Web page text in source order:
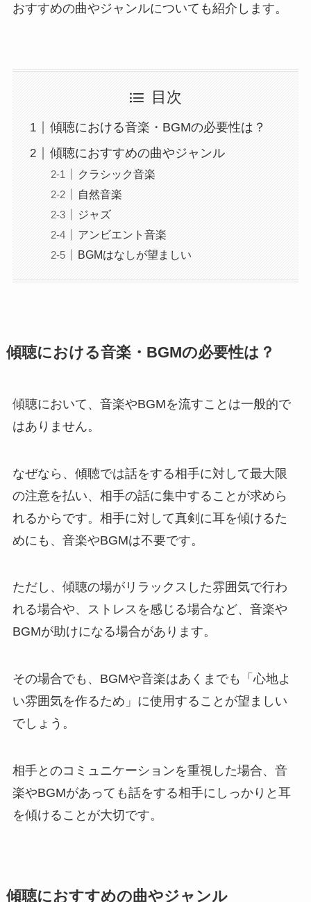
おすすめの曲やジャンルについても紹介します。
目次
傾聴における音楽・BGMの必要性は？
傾聴におすすめの曲やジャンル
クラシック音楽
自然音楽
ジャズ
アンビエント音楽
BGMはなしが望ましい
傾聴における音楽・BGMの必要性は？
傾聴において、音楽やBGMを流すことは一般的で
はありません。
なぜなら、傾聴では話をする相手に対して最大限
の注意を払い、相手の話に集中することが求めら
れるからです。相手に対して真剣に耳を傾けるた
めにも、音楽やBGMは不要です。
ただし、傾聴の場がリラックスした雰囲気で行わ
れる場合や、ストレスを感じる場合など、音楽や
BGMが助けになる場合があります。
その場合でも、BGMや音楽はあくまでも「心地よ
い雰囲気を作るため」に使用することが望ましい
でしょう。
相手とのコミュニケーションを重視した場合、音
楽やBGMがあっても話をする相手にしっかりと耳
を傾けることが大切です。
傾聴におすすめの曲やジャンル